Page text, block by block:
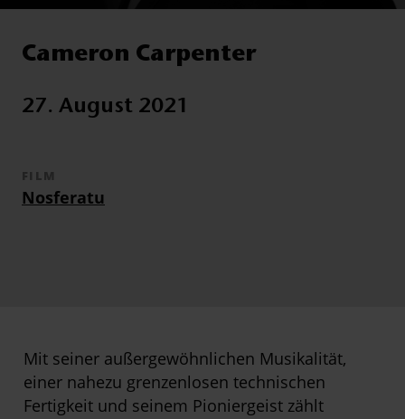
Cameron Carpenter
27. August 2021
FILM
Nosferatu
Mit seiner außergewöhnlichen Musikalität,
einer nahezu grenzenlosen technischen
Fertigkeit und seinem Pioniergeist zählt